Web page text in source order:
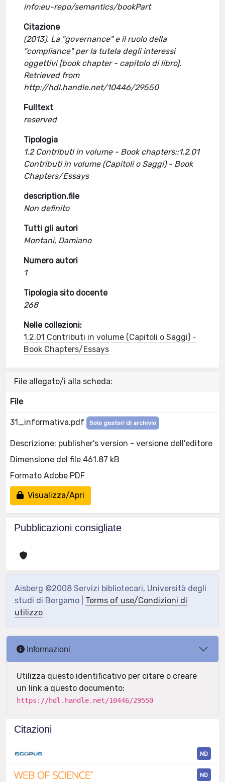
info:eu-repo/semantics/bookPart
Citazione
(2013). La "governance" e il ruolo della
"compliance" per la tutela degli interessi
oggettivi [book chapter - capitolo di libro].
Retrieved from
http://hdl.handle.net/10446/29550
Fulltext
reserved
Tipologia
1.2 Contributi in volume - Book chapters::1.2.01
Contributi in volume (Capitoli o Saggi) - Book
Chapters/Essays
description.file
Non definito
Tutti gli autori
Montani, Damiano
Numero autori
1
Tipologia sito docente
268
Nelle collezioni:
1.2.01 Contributi in volume (Capitoli o Saggi) -
Book Chapters/Essays
File allegato/i alla scheda:
File
31_informativa.pdf Solo gestori di archivio
Descrizione: publisher's version - versione dell'editore
Dimensione del file 461.87 kB
Formato Adobe PDF
Visualizza/Apri
Pubblicazioni consigliate
Aisberg ©2008 Servizi bibliotecari, Università degli
studi di Bergamo | Terms of use/Condizioni di
utilizzo
Informazioni
Utilizza questo identificativo per citare o creare
un link a questo documento:
https://hdl.handle.net/10446/29550
Citazioni
ND
ND